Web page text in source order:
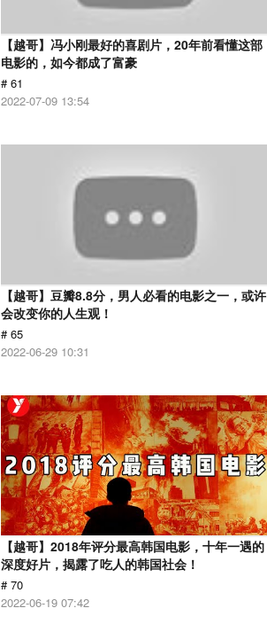
【越哥】冯小刚最好的喜剧片，20年前看懂这部
电影的，如今都成了富豪
# 61
2022-07-09 13:54
【越哥】豆瓣8.8分，男人必看的电影之一，或许
会改变你的人生观！
# 65
2022-06-29 10:31
【越哥】2018年评分最高韩国电影，十年一遇的
深度好片，揭露了吃人的韩国社会！
# 70
2022-06-19 07:42